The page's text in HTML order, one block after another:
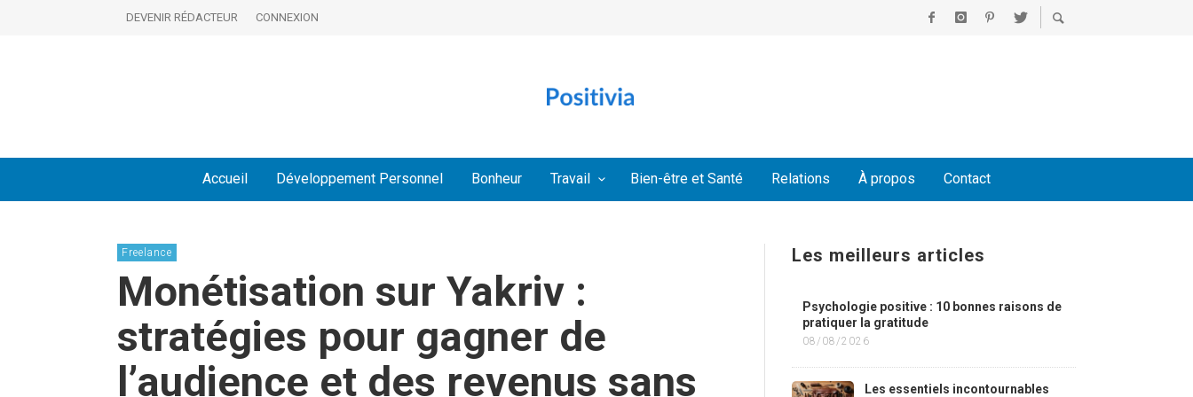
DEVENIR RÉDACTEUR CONNEXION
Accueil Développement Personnel Bonheur Travail Bien-être et Santé Relations À propos Contact
Freelance
Monétisation sur Yakriv :
stratégies pour gagner de
l’audience et des revenus sans
Les meilleurs articles
Psychologie positive : 10 bonnes raisons de
pratiquer la gratitude
08/08/2026
Les essentiels incontournables